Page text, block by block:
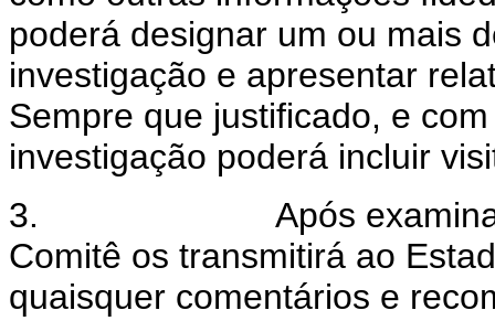
poderá designar um ou mais
investigação e apresentar
Sempre que justificado, e
investigação poderá incluir
3.
Após
Comitê os transmitirá ao
quaisquer comentários e